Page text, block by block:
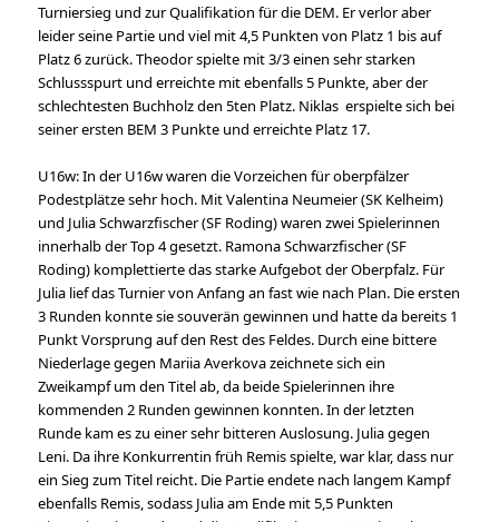
Turniersieg und zur Qualifikation für die DEM. Er verlor aber
leider seine Partie und viel mit 4,5 Punkten von Platz 1 bis auf
Platz 6 zurück. Theodor spielte mit 3/3 einen sehr starken
Schlussspurt und erreichte mit ebenfalls 5 Punkte, aber der
schlechtesten Buchholz den 5ten Platz. Niklas erspielte sich bei
seiner ersten BEM 3 Punkte und erreichte Platz 17.
U16w: In der U16w waren die Vorzeichen für oberpfälzer
Podestplätze sehr hoch. Mit Valentina Neumeier (SK Kelheim)
und Julia Schwarzfischer (SF Roding) waren zwei Spielerinnen
innerhalb der Top 4 gesetzt. Ramona Schwarzfischer (SF
Roding) komplettierte das starke Aufgebot der Oberpfalz. Für
Julia lief das Turnier von Anfang an fast wie nach Plan. Die ersten
3 Runden konnte sie souverän gewinnen und hatte da bereits 1
Punkt Vorsprung auf den Rest des Feldes. Durch eine bittere
Niederlage gegen Mariia Averkova zeichnete sich ein
Zweikampf um den Titel ab, da beide Spielerinnen ihre
kommenden 2 Runden gewinnen konnten. In der letzten
Runde kam es zu einer sehr bitteren Auslosung. Julia gegen
Leni. Da ihre Konkurrentin früh Remis spielte, war klar, dass nur
ein Sieg zum Titel reicht. Die Partie endete nach langem Kampf
ebenfalls Remis, sodass Julia am Ende mit 5,5 Punkten